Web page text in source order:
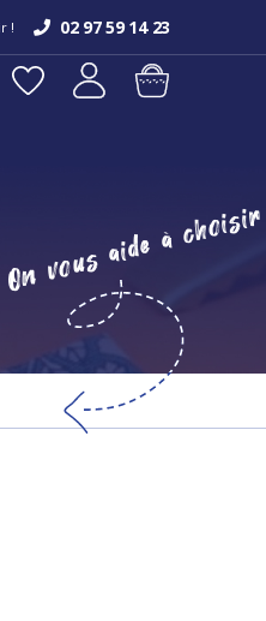
! 02 97 59 14 23
On vous aide à choisir